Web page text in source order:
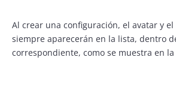
Al crear una configuración, el avatar y
siempre aparecerán en la lista, dentro
correspondiente, como se muestra en